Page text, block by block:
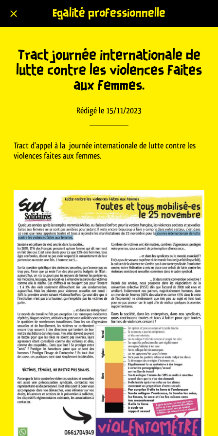
Egalité professionnelle
Tract journée internationale de
lutte contre les violences faites
aux femmes.
Rédigé le 15/11/2023
Tract d'appel à la journée internationale de lutte contre les
violences faites aux femmes.